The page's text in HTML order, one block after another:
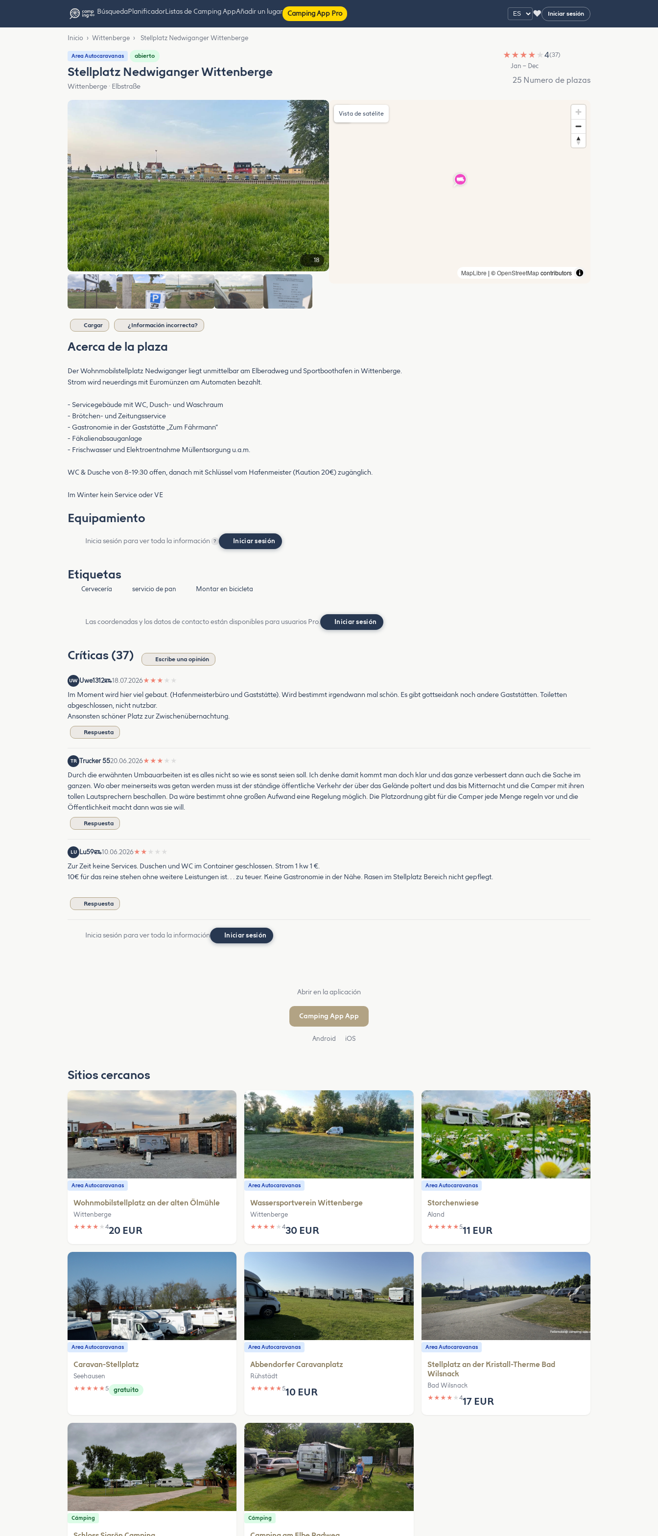
BúsquedaPlanificadorListas de Camping AppAñadir un lugar Camping App Pro ♥ Iniciar sesión
Inicio › Wittenberge › Stellplatz Nedwiganger Wittenberge
Area Autocaravanas abierto
Stellplatz Nedwiganger Wittenberge
Wittenberge · Elbstraße
★ ★ ★ ★ ★4(37)
Jan – Dec
25 Numero de plazas
18
MapLibre | ©OpenStreetMapcontributors
Vista de satélite
Cargar ¿Información incorrecta?
Acerca de la plaza
Der Wohnmobilstellplatz Nedwiganger liegt unmittelbar am Elberadweg und Sportboothafen in Wittenberge.
Strom wird neuerdings mit Euromünzen am Automaten bezahlt.
- Servicegebäude mit WC, Dusch- und Waschraum
- Brötchen- und Zeitungsservice
- Gastronomie in der Gaststätte „Zum Fährmann“
- Fäkalienabsauganlage
- Frischwasser und Elektroentnahme Müllentsorgung u.a.m.
WC & Dusche von 8-19:30 offen, danach mit Schlüssel vom Hafenmeister (Kaution 20€) zugänglich.
Im Winter kein Service oder VE
Equipamiento
Inicia sesión para ver toda la información ? Iniciar sesión
Etiquetas
Cervecería servicio de pan Montar en bicicleta
Las coordenadas y los datos de contacto están disponibles para usuarios Pro. Iniciar sesión
Críticas (37) Escribe una opinión
UW Uwe1312 18.07.2026★ ★ ★ ★ ★
Im Moment wird hier viel gebaut. (Hafenmeisterbüro und Gaststätte). Wird bestimmt irgendwann mal schön. Es gibt gottseidank noch andere Gaststätten. Toiletten
abgeschlossen, nicht nutzbar.
Ansonsten schöner Platz zur Zwischenübernachtung.
Respuesta
TR Trucker 5520.06.2026★ ★ ★ ★ ★
Durch die erwähnten Umbauarbeiten ist es alles nicht so wie es sonst seien soll. Ich denke damit kommt man doch klar und das ganze verbessert dann auch die Sache im
ganzen. Wo aber meinerseits was getan werden muss ist der ständige öffentliche Verkehr der über das Gelände poltert und das bis Mitternacht und die Camper mit ihren
tollen Lautsprechern beschallen. Da wäre bestimmt ohne großen Aufwand eine Regelung möglich. Die Platzordnung gibt für die Camper jede Menge regeln vor und die
Öffentlichkeit macht dann was sie will.
Respuesta
LU Lu59 10.06.2026★ ★ ★ ★ ★
Zur Zeit keine Services. Duschen und WC im Container geschlossen. Strom 1 kw 1 €.
10€ für das reine stehen ohne weitere Leistungen ist. . . zu teuer. Keine Gastronomie in der Nähe. Rasen im Stellplatz Bereich nicht gepflegt.
Respuesta
Inicia sesión para ver toda la información Iniciar sesión
Abrir en la aplicación
Camping App App
Android iOS
Sitios cercanos
Area Autocaravanas
Wohnmobilstellplatz an der alten Ölmühle
Wittenberge
★ ★ ★ ★ ★ 420 EUR
Area Autocaravanas
Wassersportverein Wittenberge
Wittenberge
★ ★ ★ ★ ★430 EUR
Area Autocaravanas
Storchenwiese
Aland
★ ★ ★ ★ ★511 EUR
Area Autocaravanas
Caravan-Stellplatz
Seehausen
★ ★ ★ ★ ★5 gratuito
Area Autocaravanas
Abbendorfer Caravanplatz
Rühstädt
★ ★ ★ ★ ★510 EUR
Area Autocaravanas
Stellplatz an der Kristall-Therme Bad
Wilsnack
Bad Wilsnack
★ ★ ★ ★ ★ 417 EUR
Cámping Cámping